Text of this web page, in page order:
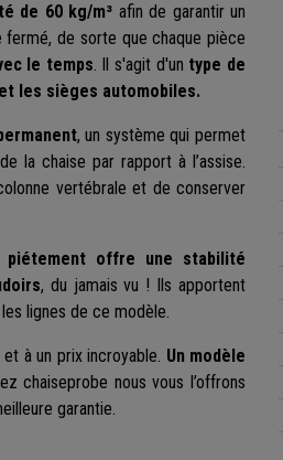
de 60 kg/m³ afin de garantir un
de sorte que chaque pièce
le temps. Il s'agit d'un type de
les sièges automobiles.
, un système qui permet
la chaise par rapport à l’assise.
vertébrale et de conserver
offre une stabilité
, du jamais vu ! Ils apportent
lignes de ce modèle.
à un prix incroyable. Un modèle
chaiseprobe nous vous l’offrons
garantie.